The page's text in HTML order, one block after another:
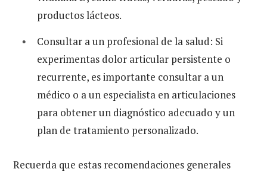
productos lácteos.
Consultar a un profesional de la salud: Si
experimentas dolor articular persistente o
recurrente, es importante consultar a un
médico o a un especialista en articulaciones
para obtener un diagnóstico adecuado y un
plan de tratamiento personalizado.
Recuerda que estas recomendaciones generales